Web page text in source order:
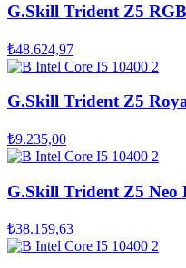
G.Skill Trident Z5
₺48.624,97
G.Skill Trident Z5
₺9.235,00
G.Skill Trident Z5 Neo
₺38.159,63